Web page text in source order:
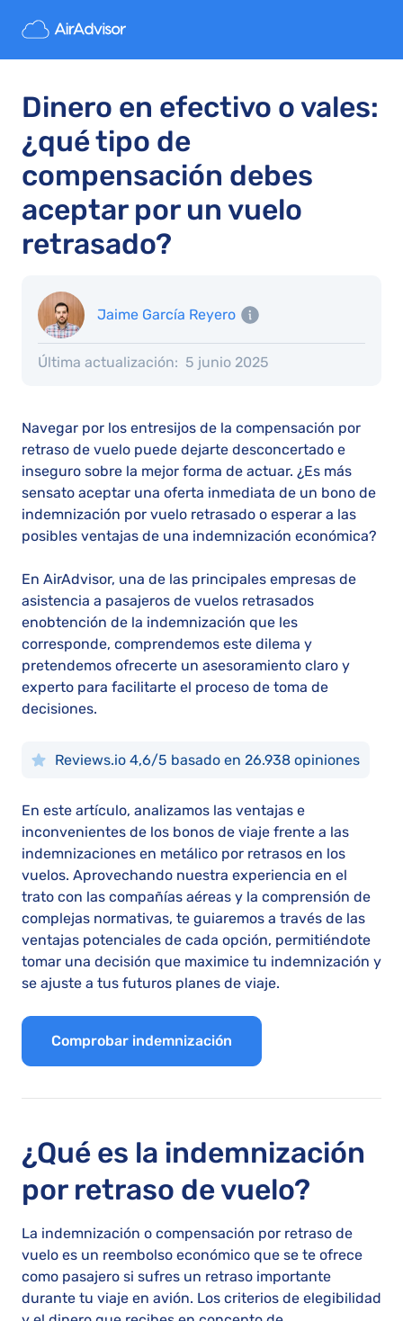
Dinero en efectivo o vales:
¿qué tipo de
compensación debes
aceptar por un vuelo
retrasado?
Jaime García Reyero
Última actualización: 5 junio 2025
Navegar por los entresijos de la compensación por
retraso de vuelo puede dejarte desconcertado e
inseguro sobre la mejor forma de actuar. ¿Es más
sensato aceptar una oferta inmediata de un bono de
indemnización por vuelo retrasado o esperar a las
posibles ventajas de una indemnización económica?
En AirAdvisor, una de las principales empresas de
asistencia a pasajeros de vuelos retrasados
enobtención de la indemnización que les
corresponde, comprendemos este dilema y
pretendemos ofrecerte un asesoramiento claro y
experto para facilitarte el proceso de toma de
decisiones.
Reviews.io 4,6/5 basado en 26.938 opiniones
En este artículo, analizamos las ventajas e
inconvenientes de los bonos de viaje frente a las
indemnizaciones en metálico por retrasos en los
vuelos. Aprovechando nuestra experiencia en el
trato con las compañías aéreas y la comprensión de
complejas normativas, te guiaremos a través de las
ventajas potenciales de cada opción, permitiéndote
tomar una decisión que maximice tu indemnización y
se ajuste a tus futuros planes de viaje.
Comprobar indemnización
¿Qué es la indemnización
por retraso de vuelo?
La indemnización o compensación por retraso de
vuelo es un reembolso económico que se te ofrece
como pasajero si sufres un retraso importante
durante tu viaje en avión. Los criterios de elegibilidad